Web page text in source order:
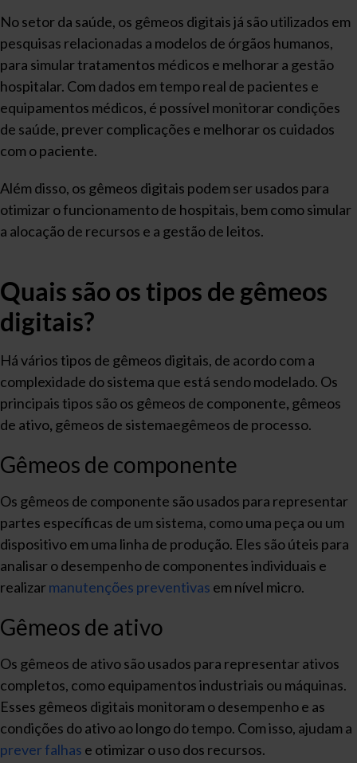
No setor da saúde, os gêmeos digitais já são utilizados em
pesquisas relacionadas a modelos de órgãos humanos,
para simular tratamentos médicos e melhorar a gestão
hospitalar. Com dados em tempo real de pacientes e
equipamentos médicos, é possível monitorar condições
de saúde, prever complicações e melhorar os cuidados
com o paciente.
Além disso, os gêmeos digitais podem ser usados para
otimizar o funcionamento de hospitais, bem como simular
a alocação de recursos e a gestão de leitos.
Quais são os tipos de gêmeos
digitais?
Há vários tipos de gêmeos digitais, de acordo com a
complexidade do sistema que está sendo modelado. Os
principais tipos são os gêmeos de componente, gêmeos
de ativo, gêmeos de sistemaegêmeos de processo.
Gêmeos de componente
Os gêmeos de componente são usados para representar
partes específicas de um sistema, como uma peça ou um
dispositivo em uma linha de produção. Eles são úteis para
analisar o desempenho de componentes individuais e
realizarmanutenções preventivas em nível micro.
Gêmeos de ativo
Os gêmeos de ativo são usados para representar ativos
completos, como equipamentos industriais ou máquinas.
Esses gêmeos digitais monitoram o desempenho e as
condições do ativo ao longo do tempo. Com isso, ajudam a
prever falhas e otimizar o uso dos recursos.